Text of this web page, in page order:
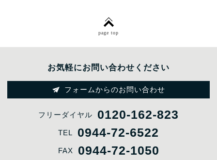
page top
お気軽にお問い合わせください
フォームからのお問い合わせ
フリーダイヤル 0120-162-823
TEL 0944-72-6522
FAX 0944-72-1050